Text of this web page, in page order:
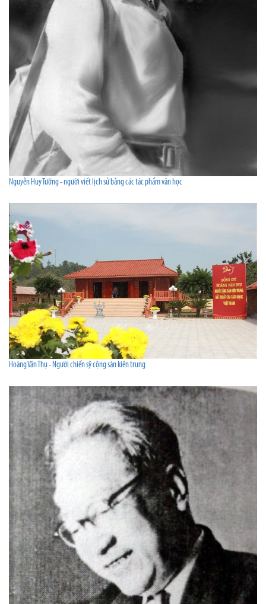
Nguyễn Huy Tưởng - người viết lịch sử bằng các tác phẩm văn học
Hoàng Văn Thụ - Người chiến sỹ cộng sản kiên trung